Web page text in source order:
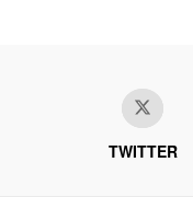
TWITTER